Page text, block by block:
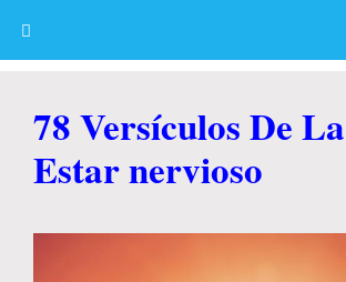
78 Versículos De
Estar nervioso